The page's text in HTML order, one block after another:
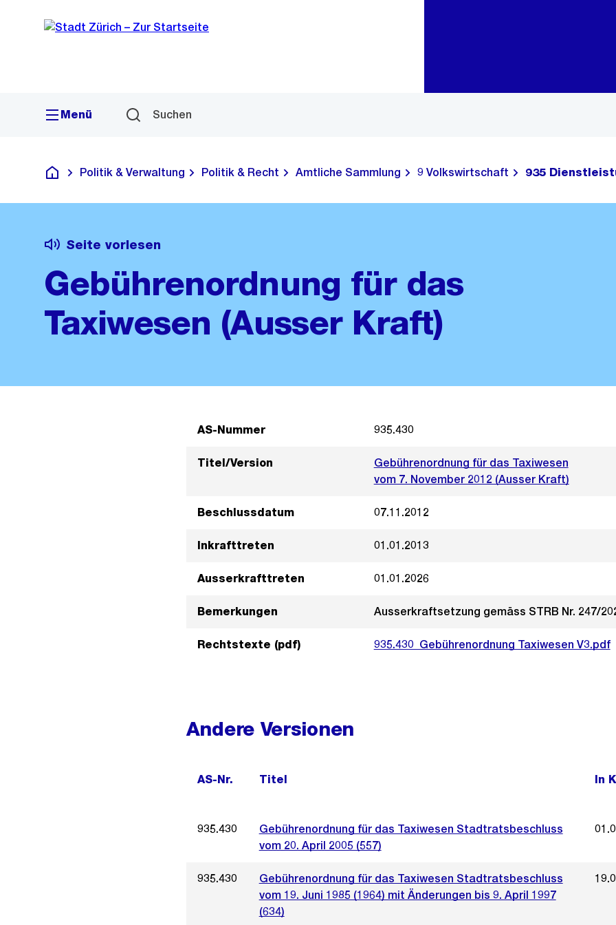
Navigation
Sprunglink
Menü Suchen
Deutsch
Politik & Verwaltung Politik & Recht Amtliche Sammlung 9 Volkswirtschaft 935
Seite vorlesen
Gebührenordnung für das
Taxiwesen (Ausser Kraft)
AS-Nummer 935.430
Titel/Version
Gebührenordnung für das Taxiwesen
vom 7. November 2012 (Ausser Kraft)
Beschlussdatum 07.11.2012
Inkrafttreten 01.01.2013
Ausserkrafttreten 01.01.2026
Bemerkungen Ausserkraftsetzung gemäss STRB Nr. 247/
Rechtstexte (pdf) 935.430_Gebührenordnung Taxiwesen V3.pdf
Andere Versionen
AS-Nr. Titel In
935.430
Gebührenordnung für das Taxiwesen Stadtratsbeschluss
vom 20. April 2005 (557)
935.430
Gebührenordnung für das Taxiwesen Stadtratsbeschluss
vom 19. Juni 1985 (1964) mit Änderungen bis 9. April 1997
(634)